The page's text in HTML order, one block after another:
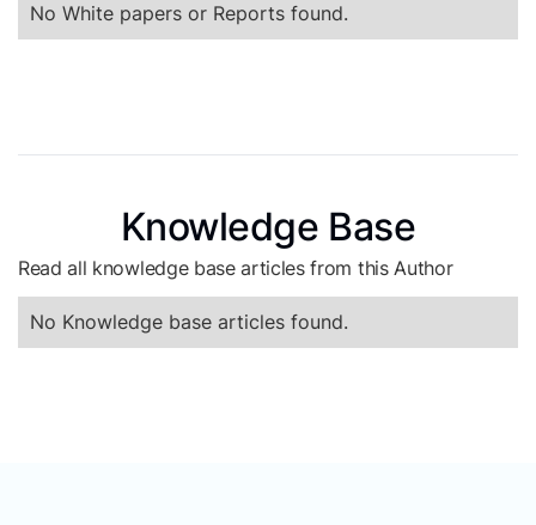
No White papers or Reports found.
Knowledge Base
Read all knowledge base articles from this Author
No Knowledge base articles found.